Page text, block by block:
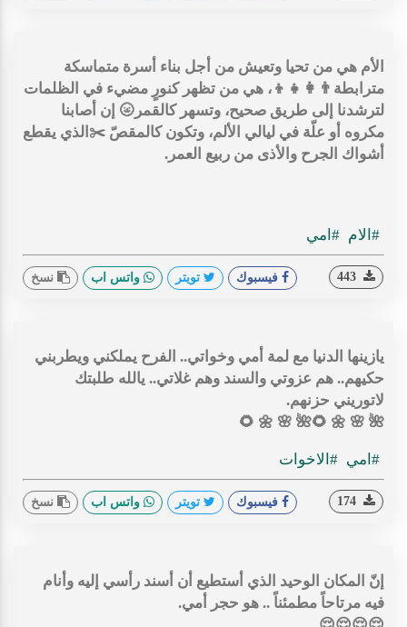
الأم هي من تحيا وتعيش من أجل بناء أسرة متماسكة
مترابطة👨‍👩‍👧‍👦، هي من تظهر كنورٍ مضيء في الظلمات
لترشدنا إلى طريق صحيح، وتسهر كالقمر🌝 إن أصابنا
مكروه أو علّة في ليالي الألم، وتكون كالمقصّ ✂️الذي يقطع
أشواك الجرح والأذى من ربيع العمر.
#الام #امي
فيسبوك تويتر واتس اب نسخ
يازينها الدنيا مع لمة أمي وخواتي.. الفرح يملكني ويطربني
حكيهم.. هم عزوتي والسند وهم غلاتي.. يالله طلبتك
لاتوريني حزنهم.
🌺 🌸 🌼 🌻🌺 🌸 🌼 🌻
#امي #الاخوات
فيسبوك تويتر واتس اب نسخ
إنّ المكان الوحيد الذي أستطيع أن أسند رأسي إليه وأنام
فيه مرتاحاً مطمئناً .. هو حجر أمي.